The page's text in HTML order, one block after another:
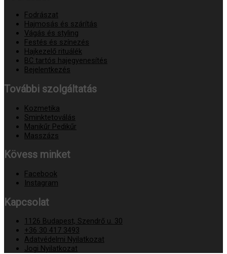
Fodrászat
Hajmosás és szárítás
Vágás és styling
Festés és színezés
Hajkezelő rituálék
BC tartós hajegyenesítés
Bejelentkezés
További szolgáltatás
Kozmetika
Sminktetoválás
Manikűr Pedikűr
Masszázs
Kövess minket
Facebook
Instagram
Kapcsolat
1126 Budapest, Szendrő u. 30
+36 30 417 3493
Adatvédelmi Nyilatkozat
Jogi Nyilatkozat